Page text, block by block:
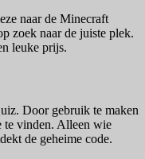
naar de Minecraft
zoek naar de juiste plek.
leuke prijs.
Door gebruik te maken
te vinden. Alleen wie
de geheime code.